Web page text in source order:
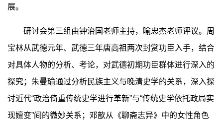
展。
研讨会第三组由钟治国老师主持，喻忠杰老师评议。周
宝林从武德元年、武德三年唐高祖两次封赏功臣入手，结合
对具体人物的分析、考论，对武德初期功臣群体进行深入的
探究；朱曼瑜通过分析民族主义与晚清史学的关系，深入探
讨近代“政治倚重传统史学进行革新”与“传统史学依托政局实
现嬗变”间的微妙关系；邓歆从《聊斋志异》中的女性角色